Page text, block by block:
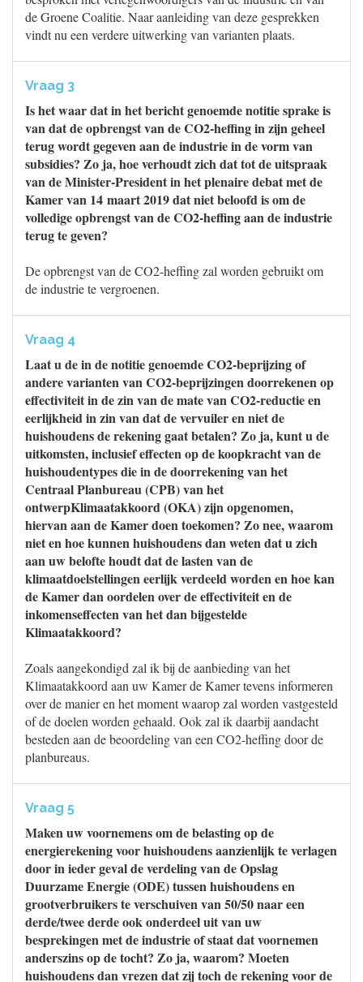
de Groene Coalitie. Naar aanleiding van deze gesprekken
vindt nu een verdere uitwerking van varianten plaats.
Vraag 3
Is het waar dat in het bericht genoemde notitie sprake is
van dat de opbrengst van de CO2-heffing in zijn geheel
terug wordt gegeven aan de industrie in de vorm van
subsidies? Zo ja, hoe verhoudt zich dat tot de uitspraak
van de Minister-President in het plenaire debat met de
Kamer van 14 maart 2019 dat niet beloofd is om de
volledige opbrengst van de CO2-heffing aan de industrie
terug te geven?
De opbrengst van de CO2-heffing zal worden gebruikt om
de industrie te vergroenen.
Vraag 4
Laat u de in de notitie genoemde CO2-beprijzing of
andere varianten van CO2-beprijzingen doorrekenen op
effectiviteit in de zin van de mate van CO2-reductie en
eerlijkheid in zin van dat de vervuiler en niet de
huishoudens de rekening gaat betalen? Zo ja, kunt u de
uitkomsten, inclusief effecten op de koopkracht van de
huishoudentypes die in de doorrekening van het
Centraal Planbureau (CPB) van het
ontwerpKlimaatakkoord (OKA) zijn opgenomen,
hiervan aan de Kamer doen toekomen? Zo nee, waarom
niet en hoe kunnen huishoudens dan weten dat u zich
aan uw belofte houdt dat de lasten van de
klimaatdoelstellingen eerlijk verdeeld worden en hoe kan
de Kamer dan oordelen over de effectiviteit en de
inkomenseffecten van het dan bijgestelde
Klimaatakkoord?
Zoals aangekondigd zal ik bij de aanbieding van het
Klimaatakkoord aan uw Kamer de Kamer tevens informeren
over de manier en het moment waarop zal worden vastgesteld
of de doelen worden gehaald. Ook zal ik daarbij aandacht
besteden aan de beoordeling van een CO2-heffing door de
planbureaus.
Vraag 5
Maken uw voornemens om de belasting op de
energierekening voor huishoudens aanzienlijk te verlagen
door in ieder geval de verdeling van de Opslag
Duurzame Energie (ODE) tussen huishoudens en
grootverbruikers te verschuiven van 50/50 naar een
derde/twee derde ook onderdeel uit van uw
besprekingen met de industrie of staat dat voornemen
anderszins op de tocht? Zo ja, waarom? Moeten
huishoudens dan vrezen dat zij toch de rekening voor de